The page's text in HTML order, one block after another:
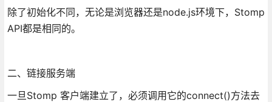
除了初始化不同，无论是浏览器还是node.js环境下，Stomp
API都是相同的。
二、链接服务端
一旦Stomp 客户端建立了，必须调用它的connect()方法去